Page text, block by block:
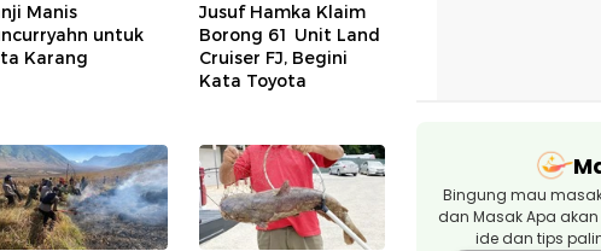
Manis
untuk
Karang
Jusuf Hamka Klaim
Borong 61 Unit Land
Cruiser FJ, Begini
Kata Toyota
Bingung mau
dan Masak Apa
ide dan tips